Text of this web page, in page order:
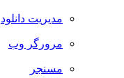
مدیریت دانلود
مرورگر وب
مسنجر